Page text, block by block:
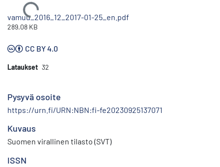
Ladataan...
vamuu_2016_12_2017-01-25_en.pdf
289.08 KB
CC BY 4.0
Lataukset 32
Pysyvä osoite
https://urn.fi/URN:NBN:fi-fe20230925137071
Kuvaus
Suomen virallinen tilasto (SVT)
ISSN